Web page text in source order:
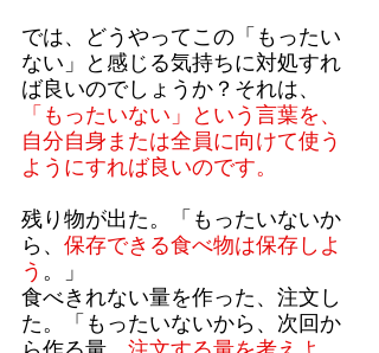
では、どうやってこの「もったい
ない」と感じる気持ちに対処すれ
ば良いのでしょうか？それは、
「もったいない」という言葉を、
自分自身または全員に向けて使う
ようにすれば良いのです。
残り物が出た。「もったいないか
ら、 保存できる食べ物は保存しよ
う 。」
食べきれない量を作った、注文し
た。「もったいないから、次回か